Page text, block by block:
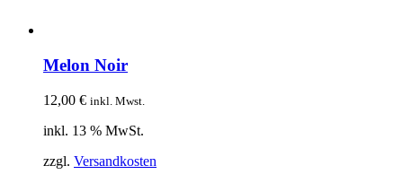
Melon Noir
12,00 € inkl. Mwst.
inkl. 13 % MwSt.
zzgl. Versandkosten